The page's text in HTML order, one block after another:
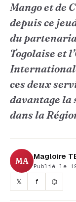
Mango et de
depuis ce
du
Togolaise et
ces deux
davantage la
dans la
MA Magloire
Publié le
𝕏 f ⌬